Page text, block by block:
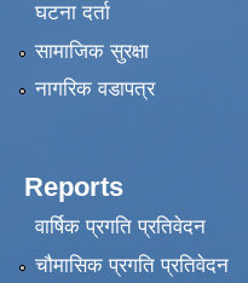
घटना दर्ता
सामाजिक सुरक्षा
नागरिक वडापत्र
Reports
वार्षिक प्रगति प्रतिवेदन
चौमासिक प्रगति प्रतिवेदन